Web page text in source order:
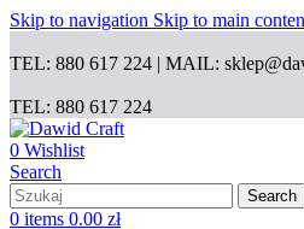
Skip to navigation Skip to main
TEL: 880 617 224 | MAIL:
TEL: 880 617 224
0 Wishlist
Search
Search
0 items 0.00 zł